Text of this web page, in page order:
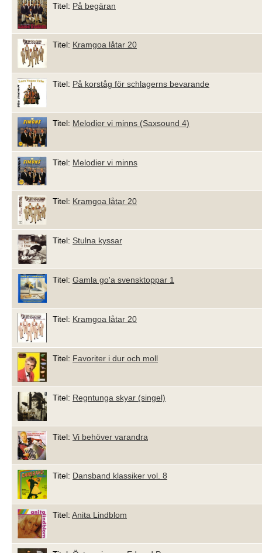
Titel: På begäran
Titel: Kramgoa låtar 20
Titel: På korståg för schlagerns bevarande
Titel: Melodier vi minns (Saxsound 4)
Titel: Melodier vi minns
Titel: Kramgoa låtar 20
Titel: Stulna kyssar
Titel: Gamla go'a svensktoppar 1
Titel: Kramgoa låtar 20
Titel: Favoriter i dur och moll
Titel: Regntunga skyar (singel)
Titel: Vi behöver varandra
Titel: Dansband klassiker vol. 8
Titel: Anita Lindblom